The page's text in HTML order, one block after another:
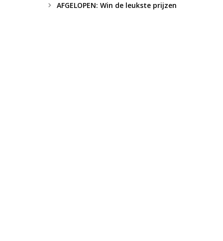
AFGELOPEN: Win de leukste prijzen